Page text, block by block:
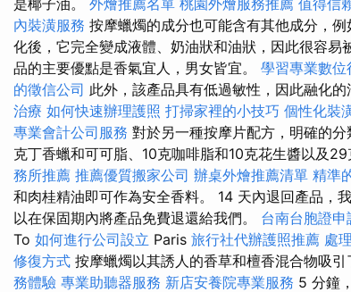
內裝潢服務 按摩蠟燭的成分也可能含有其他成分，
化後，它完全變成液體、奶油狀和油狀，因此很容
品的主要優點是香氣宜人，男女皆宜。 學習專業數
的徵信公司 此外，該產品具有低過敏性，因此融化
治療 如何快速辦理護照 打掃家裡的小技巧 個性化裝
專業會計公司服務 對於另一種按摩片配方，明確的分
克丁香蠟和可可脂、10克咖啡脂和10克花生醬以及29
務所推薦 推薦優質搬家公司 辦桌外燴推薦清單 精準
和肉桂精油即可作為安全香料。 14 天內退回產品，
以在保固期內將產品免費退還給我們。 台南台胞證申
To 如何進行公司設立 Paris 旅行社代辦護照推薦 處
修復方式 按摩蠟燭以其誘人的香草和檀香混合物吸引
務體驗 專業助聽器服務 新店安養院專業服務 5 分鐘